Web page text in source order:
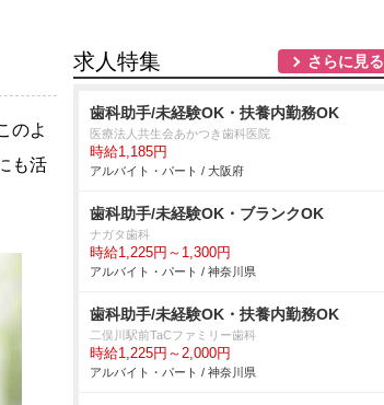
のよ
も活
求人特集 さらに見る
歯科助手/未経験OK・扶養内勤務OK
医療法人共生会あかつき歯科医院
時給1,185円
アルバイト・パート / 大阪府
歯科助手/未経験OK・ブランクOK
ナガタ歯科
時給1,225円～1,300円
アルバイト・パート / 神奈川県
歯科助手/未経験OK・扶養内勤務OK
二俣川駅前TaCファミリー歯科
時給1,225円～2,000円
アルバイト・パート / 神奈川県